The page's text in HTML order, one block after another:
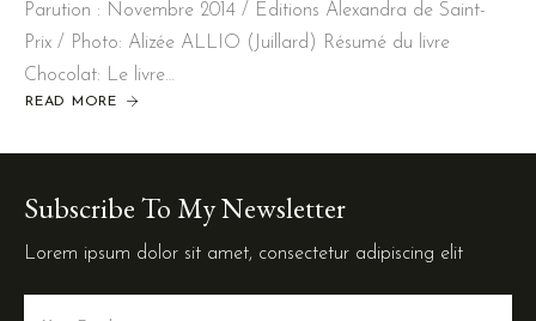
Parution : Novembre 2014 / Éditions Alexandra de Saint-
Prix / Photo: Alizée ALLIO (Juillard) Résumé du livre
Chocolat: Le livre…
READ MORE
Subscribe To My Newsletter
Lorem ipsum dolor sit amet, consectetur adipiscing elit